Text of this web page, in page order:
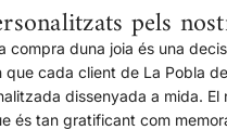
pels
compra duna joia és una
que cada client de La Pobla
dissenyada a mida.
és tan gratificant com